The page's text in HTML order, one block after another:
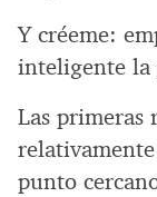
Y créeme:
inteligente la
Las primeras
punto